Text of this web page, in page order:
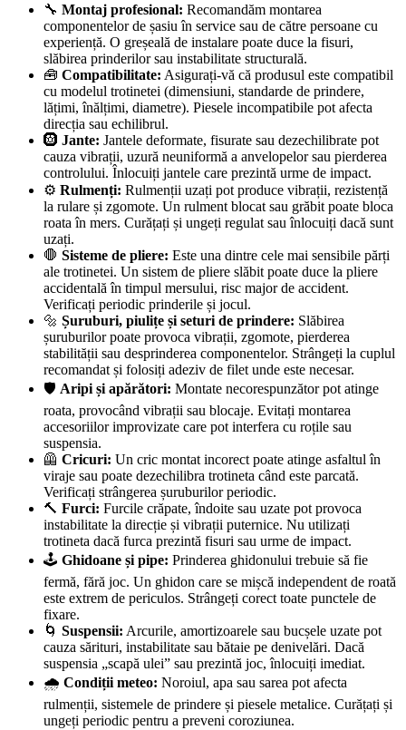
🔧 Montaj profesional: Recomandăm montarea
componentelor de șasiu în service sau de către persoane cu
experiență. O greșeală de instalare poate duce la fisuri,
slăbirea prinderilor sau instabilitate structurală.
🧰 Compatibilitate: Asigurați-vă că produsul este compatibil
cu modelul trotinetei (dimensiuni, standarde de prindere,
lățimi, înălțimi, diametre). Piesele incompatibile pot afecta
direcția sau echilibrul.
🛞 Jante: Jantele deformate, fisurate sau dezechilibrate pot
cauza vibrații, uzură neuniformă a anvelopelor sau pierderea
controlului. Înlocuiți jantele care prezintă urme de impact.
⚙️ Rulmenți: Rulmenții uzați pot produce vibrații, rezistență
la rulare și zgomote. Un rulment blocat sau grăbit poate bloca
roata în mers. Curățați și ungeți regulat sau înlocuiți dacă sunt
uzați.
🛑 Sisteme de pliere: Este una dintre cele mai sensibile părți
ale trotinetei. Un sistem de pliere slăbit poate duce la pliere
accidentală în timpul mersului, risc major de accident.
Verificați periodic prinderile și jocul.
🔩 Șuruburi, piulițe și seturi de prindere: Slăbirea
șuruburilor poate provoca vibrații, zgomote, pierderea
stabilității sau desprinderea componentelor. Strângeți la cuplul
recomandat și folosiți adeziv de filet unde este necesar.
🛡️ Aripi și apărători: Montate necorespunzător pot atinge
roata, provocând vibrații sau blocaje. Evitați montarea
accesoriilor improvizate care pot interfera cu roțile sau
suspensia.
🦺 Cricuri: Un cric montat incorect poate atinge asfaltul în
viraje sau poate dezechilibra trotineta când este parcată.
Verificați strângerea șuruburilor periodic.
🔨 Furci: Furcile crăpate, îndoite sau uzate pot provoca
instabilitate la direcție și vibrații puternice. Nu utilizați
trotineta dacă furca prezintă fisuri sau urme de impact.
🕹️ Ghidoane și pipe: Prinderea ghidonului trebuie să fie
fermă, fără joc. Un ghidon care se mișcă independent de roată
este extrem de periculos. Strângeți corect toate punctele de
fixare.
🌀 Suspensii: Arcurile, amortizoarele sau bucșele uzate pot
cauza sărituri, instabilitate sau bătaie pe denivelări. Dacă
suspensia „scapă ulei” sau prezintă joc, înlocuiți imediat.
🌧️ Condiții meteo: Noroiul, apa sau sarea pot afecta
rulmenții, sistemele de prindere și piesele metalice. Curățați și
ungeți periodic pentru a preveni coroziunea.